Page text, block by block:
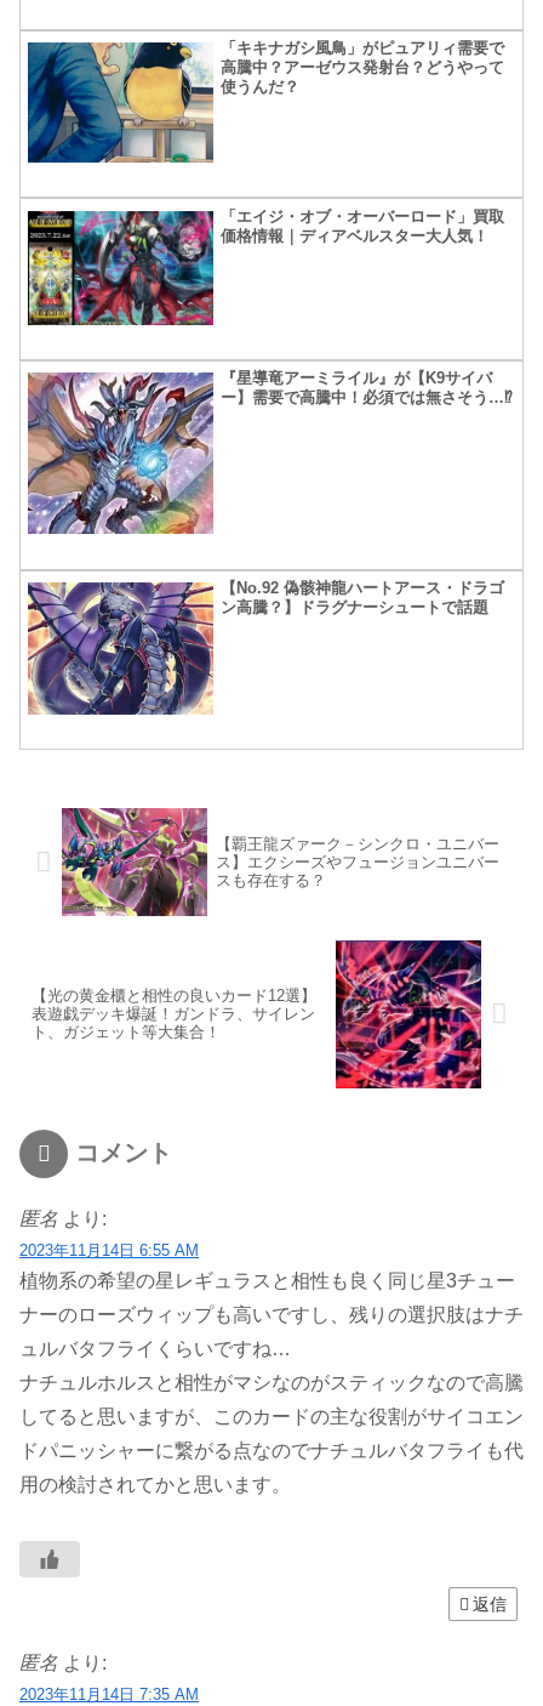
「キキナガシ風鳥」がピュアリィ需要で
高騰中？アーゼウス発射台？どうやって
使うんだ？
「エイジ・オブ・オーバーロード」買取
価格情報｜ディアベルスター大人気！
『星導竜アーミライル』が【K9サイバ
ー】需要で高騰中！必須では無さそう…⁉
【No.92 偽骸神龍ハートアース・ドラゴ
ン高騰？】ドラグナーシュートで話題
【覇王龍ズァーク－シンクロ・ユニバー
ス】エクシーズやフュージョンユニバー
スも存在する？
【光の黄金櫃と相性の良いカード12選】
表遊戯デッキ爆誕！ガンドラ、サイレン
ト、ガジェット等大集合！
コメント
匿名 より:
2023年11月14日 6:55 AM
植物系の希望の星レギュラスと相性も良く同じ星3チュー
ナーのローズウィップも高いですし、残りの選択肢はナチ
ュルバタフライくらいですね…
ナチュルホルスと相性がマシなのがスティックなので高騰
してると思いますが、このカードの主な役割がサイコエン
ドパニッシャーに繋がる点なのでナチュルバタフライも代
用の検討されてかと思います。
返信
匿名 より:
2023年11月14日 7:35 AM